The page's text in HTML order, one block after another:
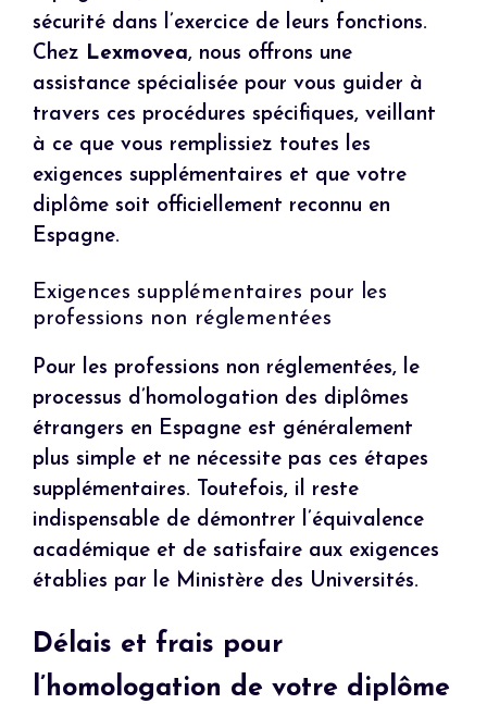
sécurité dans l’exercice de leurs fonctions.
Chez Lexmovea, nous offrons une
assistance spécialisée pour vous guider à
travers ces procédures spécifiques, veillant
à ce que vous remplissiez toutes les
exigences supplémentaires et que votre
diplôme soit officiellement reconnu en
Espagne.
Exigences supplémentaires pour les
professions non réglementées
Pour les professions non réglementées, le
processus d’homologation des diplômes
étrangers en Espagne est généralement
plus simple et ne nécessite pas ces étapes
supplémentaires. Toutefois, il reste
indispensable de démontrer l’équivalence
académique et de satisfaire aux exigences
établies par le Ministère des Universités.
Délais et frais pour
l’homologation de votre diplôme